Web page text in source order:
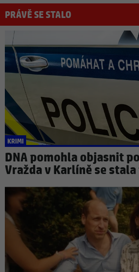
PRÁVĚ SE STALO
KRIMI
DNA pomohla objasnit
Vražda v Karlíně se